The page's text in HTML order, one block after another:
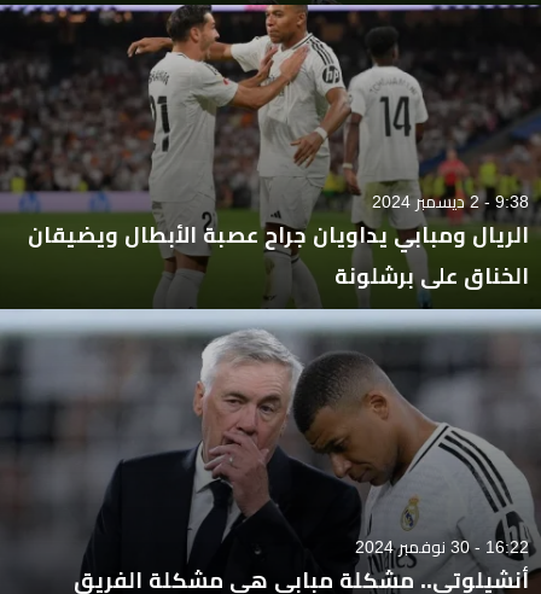
9:38 - 2 ديسمبر 2024
الريال ومبابي يداويان جراح عصبة الأبطال ويضيقان
الخناق على برشلونة
16:22 - 30 نوفمبر 2024
أنشيلوتي.. مشكلة مبابي هي مشكلة الفريق